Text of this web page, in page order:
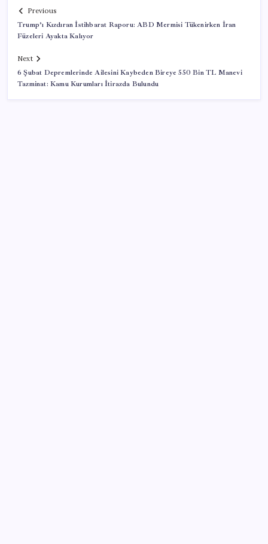
Previous
Trump’ı Kızdıran İstihbarat Raporu: ABD Mermisi Tükenirken İran
Füzeleri Ayakta Kalıyor
Next
6 Şubat Depremlerinde Ailesini Kaybeden Bireye 550 Bin TL Manevi
Tazminat: Kamu Kurumları İtirazda Bulundu